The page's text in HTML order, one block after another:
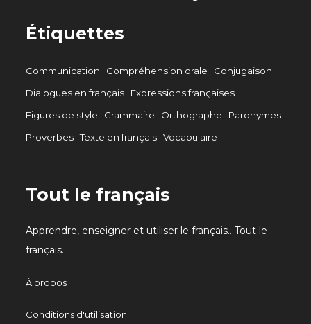
Étiquettes
Communication Compréhension orale
Conjugaison
Dialogues en français
Expressions françaises
Figures de style
Grammaire Orthographe
Paronymes
Proverbes Texte en français Vocabulaire
Tout le français
Apprendre, enseigner et utiliser le français.. Tout le
français.
À propos
Conditions d'utilisation